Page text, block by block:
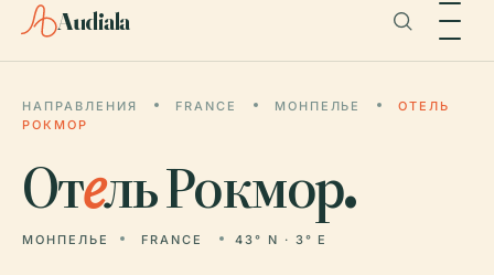
Audiala
НАПРАВЛЕНИЯ FRANCE МОНПЕЛЬЕ
ОТЕЛЬ
РОКМОР
Отель Рокмор.
МОНПЕЛЬЕ FRANCE 43° N · 3° E